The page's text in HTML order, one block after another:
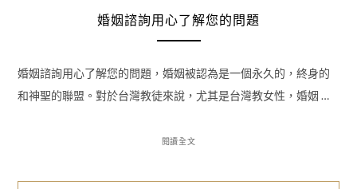
婚姻諮詢用心了解您的問題
婚姻諮詢用心了解您的問題，婚姻被認為是一個永久的，終身的
和神聖的聯盟。對於台灣教徒來說，尤其是台灣教女性，婚姻 …
閱讀全文